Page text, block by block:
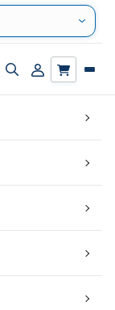
Zapnout/vypnout
Přihlásit/